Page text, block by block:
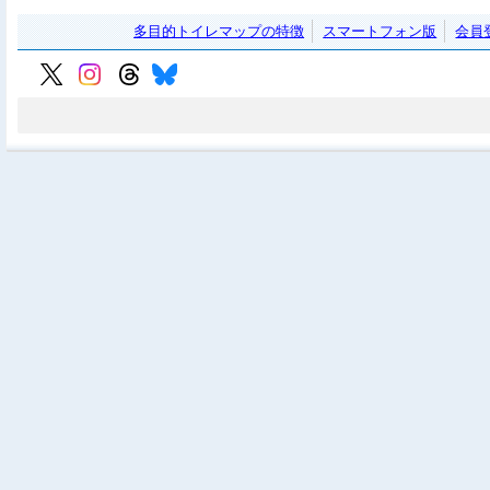
多目的トイレマップの特徴 スマートフォン版 会員